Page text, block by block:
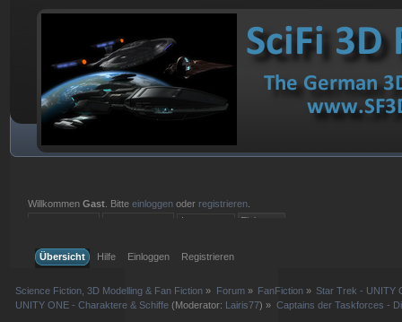
WillkommenGast . Bitteeinloggen oder registrieren
Übersicht
Hilfe Einloggen Registrieren
Science Fiction, 3D Modelling & Fan Fiction » Forum» FanFiction » Star Trek - UNITY
UNITY ONE - Charaktere & Schiffe (Moderator: Lairis77) » Captains der Taskforces -